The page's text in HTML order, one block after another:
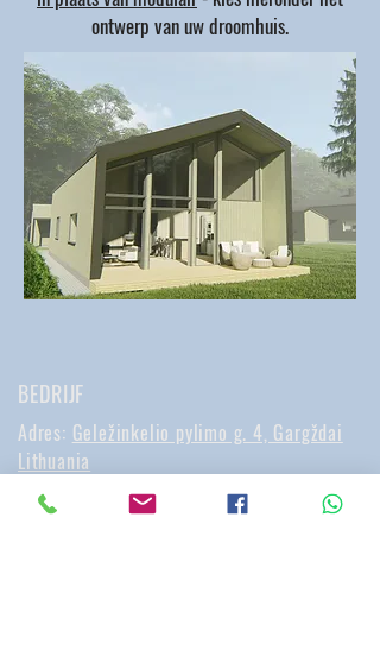
ontwerp van uw droomhuis.
BEDRIJF
Adres: Geležinkelio pylimo g. 4, Gargždai
Lithuania
Bedrijfsnaam:Husline Ltd
BTW:
LT100006383310